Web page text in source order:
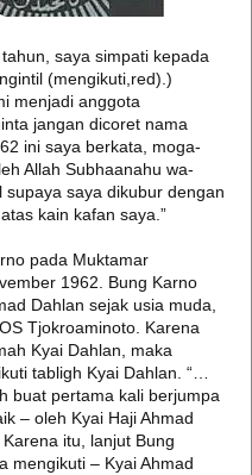
saya simpati kepada
(mengikuti,red).)
menjadi anggota
jangan dicoret nama
ini saya berkata, moga-
Allah Subhaanahu wa-
supaya saya dikubur dengan
kain kafan saya.”
pada Muktamar
1962. Bung Karno
Dahlan sejak usia muda,
Tjokroaminoto. Karena
Kyai Dahlan, maka
tabligh Kyai Dahlan. “…
buat pertama kali berjumpa
– oleh Kyai Haji Ahmad
itu, lanjut Bung
mengikuti – Kyai Ahmad